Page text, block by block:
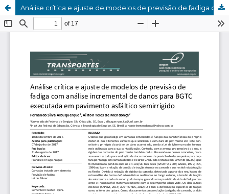
Análise crítica e ajuste de modelos de previsão de fadiga com análise incremental de danos para BGTC executada em pavimento asfáltico semirrígido